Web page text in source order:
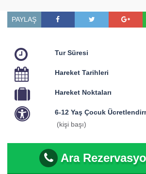
PAYLAŞ
Tur Süresi
Hareket Tarihleri
Hareket Noktaları
6-12 Yaş Çocuk
(kişi başı)
Ara